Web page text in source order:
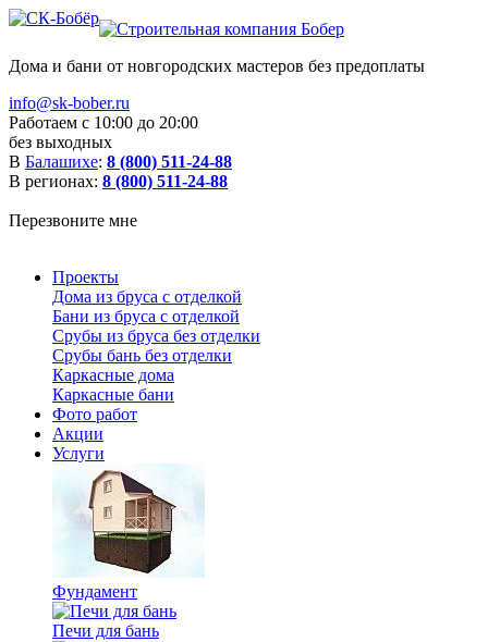
Дома и бани от новгородских мастеров без предоплаты
info@sk-bober.ru
Работаем с 10:00 до 20:00
без выходных
В Балашихе: 8 (800) 511-24-88
В регионах: 8 (800) 511-24-88
Перезвоните мне
Проекты
Дома из бруса с отделкой
Бани из бруса с отделкой
Срубы из бруса без отделки
Срубы бань без отделки
Каркасные дома
Каркасные бани
Фото работ
Акции
Услуги
Фундамент
Печи для бань